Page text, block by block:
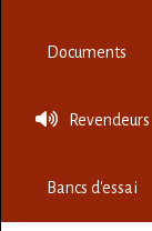
Documents
Revendeurs
Bancs d'essai